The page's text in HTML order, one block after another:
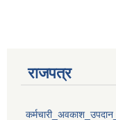
राजपत्र